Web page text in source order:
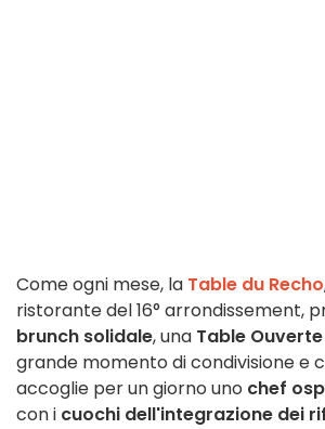
Come ogni mese, la Table du Recho
ristorante del 16° arrondissement,
brunch solidale, una Table Ouverte
grande momento di condivisione e
accoglie per un giorno uno chef
con i cuochi dell'integrazione dei